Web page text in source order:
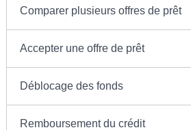
Comparer plusieurs offres de prêt
Accepter une offre de prêt
Déblocage des fonds
Remboursement du crédit